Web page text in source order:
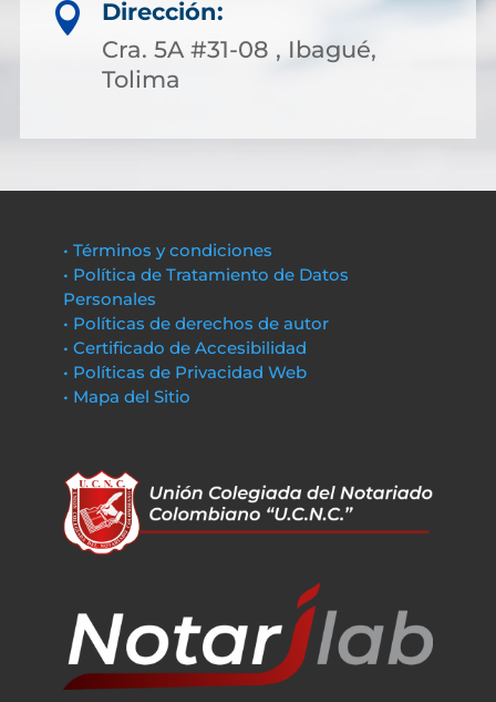

Dirección:
Cra. 5A #31-08 , Ibagué,
Tolima
• Términos y condiciones
• Política de Tratamiento de Datos
Personales
• Políticas de derechos de autor
• Certificado de Accesibilidad
• Políticas de Privacidad Web
• Mapa del Sitio